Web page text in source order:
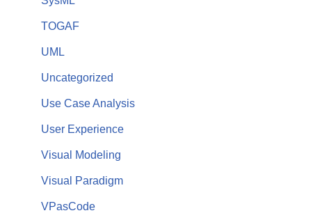
TOGAF
UML
Uncategorized
Use Case Analysis
User Experience
Visual Modeling
Visual Paradigm
VPasCode